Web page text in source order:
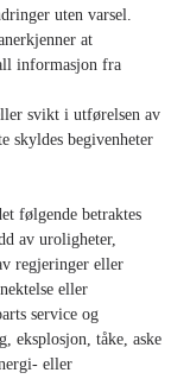
uten varsel.
at
informasjon fra
svikt i utførelsen av
skyldes begivenheter
følgende betraktes
av uroligheter,
regjeringer eller
eller
service og
eksplosjon, tåke, aske
eller